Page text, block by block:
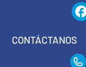
CONTÁCTANOS